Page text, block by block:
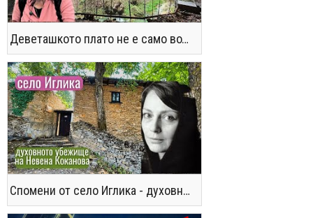
Деветашкото плато не е само водопади и пещери - последвайте ме!
Спомени от село Иглика - духовното убежище на Невена Коканова